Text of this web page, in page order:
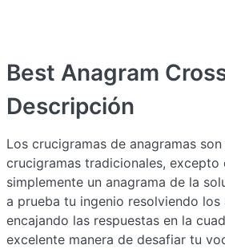
Best Anagram
Descripción
Los crucigramas de anagramas
crucigramas tradicionales, excepto
simplemente un anagrama de la
a prueba tu ingenio resolviendo los
encajando las respuestas en la
excelente manera de desafiar tu